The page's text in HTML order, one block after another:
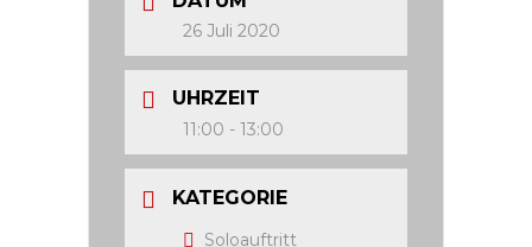
26 Juli 2020
UHRZEIT
11:00 - 13:00
KATEGORIE
Soloauftritt